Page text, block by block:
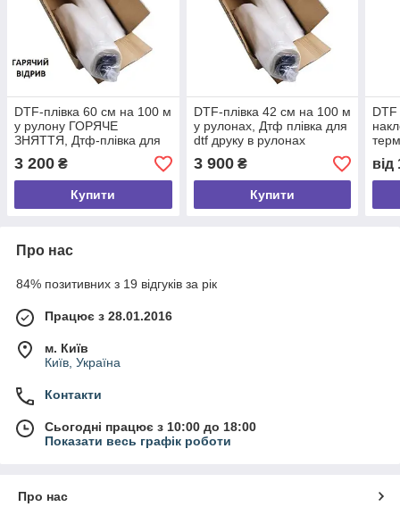
DTF-плівка 60 см на 100 м
у рулону ГОРЯЧЕ
ЗНЯТТЯ, Дтф-плівка для
dtf друку в рулонах
0,60*100 м
3 200 ₴
Купити
DTF-плівка 42 см на 100 м
у рулонах, Дтф плівка для
dtf друку в рулонах
0,42*100 м
3 900₴
Купити
DTF
від
Про нас
84% позитивних з 19 відгуків за рік
Працює з 28.01.2016
м. Київ
Київ, Україна
Контакти
Сьогодні працює з 10:00 до 18:00
Показати весь графік роботи
Про нас